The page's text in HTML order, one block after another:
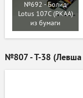
№692 - Болид
Lotus 107C (PKAA)
из бумаги
№807 - Т-38